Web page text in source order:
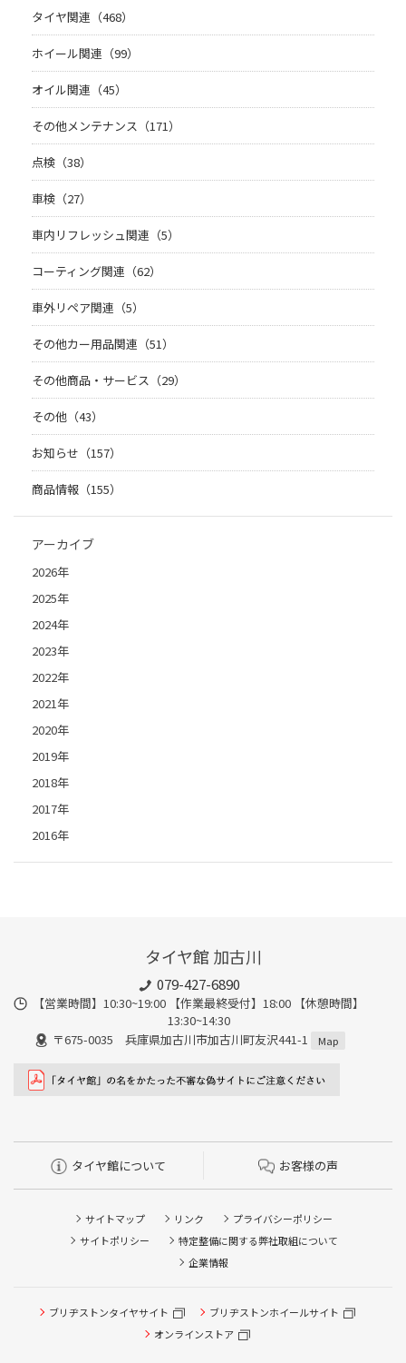
タイヤ関連（468）
ホイール関連（99）
オイル関連（45）
その他メンテナンス（171）
点検（38）
車検（27）
車内リフレッシュ関連（5）
コーティング関連（62）
車外リペア関連（5）
その他カー用品関連（51）
その他商品・サービス（29）
その他（43）
お知らせ（157）
商品情報（155）
アーカイブ
2026年
2025年
2024年
2023年
2022年
2021年
2020年
2019年
2018年
2017年
2016年
タイヤ館 加古川
079-427-6890
【営業時間】10:30~19:00 【作業最終受付】18:00 【休憩時間】
13:30~14:30
〒675-0035 兵庫県加古川市加古川町友沢441-1
Map
タイヤ館について お客様の声
サイトマップ リンク
プライバシーポリシー
サイトポリシー
特定整備に関する弊社取組について
企業情報
ブリヂストンタイヤサイト
ブリヂストンホイールサイト
オンラインストア
タイヤ点検・安全点検/タイヤ履き替え/オイル交換/その他
ピット作業の予約